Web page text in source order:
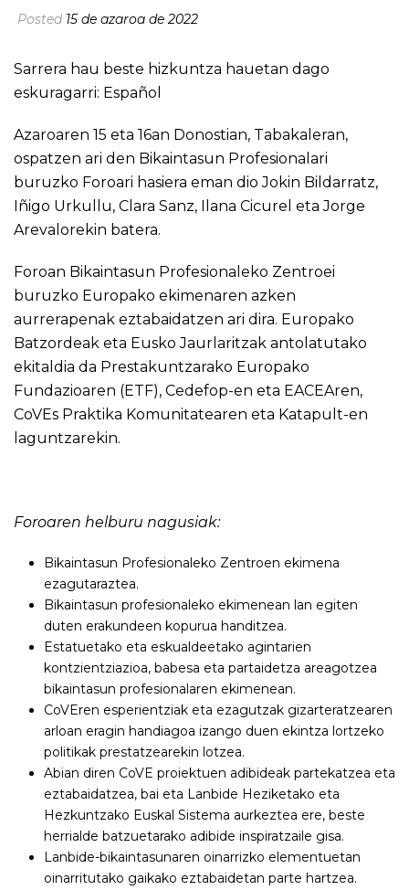
Posted 15 de azaroa de 2022
Sarrera hau beste hizkuntza hauetan dago
eskuragarri: Español
Azaroaren 15 eta 16an Donostian, Tabakaleran,
ospatzen ari den Bikaintasun Profesionalari
buruzko Foroari hasiera eman dio Jokin Bildarratz,
Iñigo Urkullu, Clara Sanz, Ilana Cicurel eta Jorge
Arevalorekin batera.
Foroan Bikaintasun Profesionaleko Zentroei
buruzko Europako ekimenaren azken
aurrerapenak eztabaidatzen ari dira. Europako
Batzordeak eta Eusko Jaurlaritzak antolatutako
ekitaldia da Prestakuntzarako Europako
Fundazioaren (ETF), Cedefop-en eta EACEAren,
CoVEs Praktika Komunitatearen eta Katapult-en
laguntzarekin.
Foroaren helburu nagusiak:
Bikaintasun Profesionaleko Zentroen ekimena
ezagutaraztea.
Bikaintasun profesionaleko ekimenean lan egiten
duten erakundeen kopurua handitzea.
Estatuetako eta eskualdeetako agintarien
kontzientziazioa, babesa eta partaidetza areagotzea
bikaintasun profesionalaren ekimenean.
CoVEren esperientziak eta ezagutzak gizarteratzearen
arloan eragin handiagoa izango duen ekintza lortzeko
politikak prestatzearekin lotzea.
Abian diren CoVE proiektuen adibideak partekatzea eta
eztabaidatzea, bai eta Lanbide Heziketako eta
Hezkuntzako Euskal Sistema aurkeztea ere, beste
herrialde batzuetarako adibide inspiratzaile gisa.
Lanbide-bikaintasunaren oinarrizko elementuetan
oinarritutako gaikako eztabaidetan parte hartzea.